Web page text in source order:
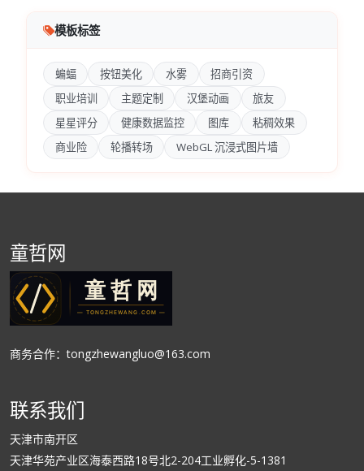
模板标签
蝙蝠 按钮美化 水雾
招商引资
职业培训
主题定制 汉堡动画
旅友
星星评分
健康数据监控 图库
粘稠效果
商业险
轮播转场 WebGL 沉浸式图片墙
童哲网
商务合作：tongzhewangluo@163.com
联系我们
天津市南开区
天津华苑产业区海泰西路18号北2-204工业孵化-5-1381